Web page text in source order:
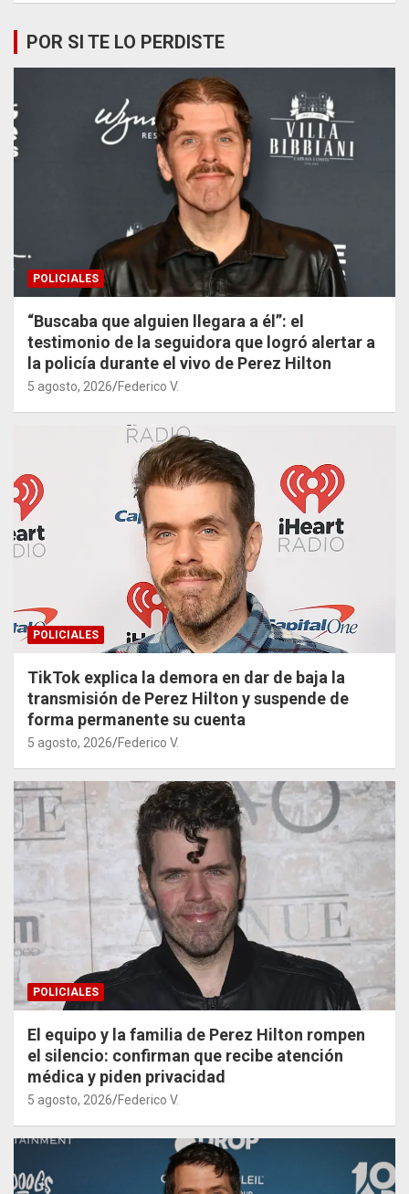
POR SI TE LO PERDISTE
POLICIALES
“Buscaba que alguien llegara a él”: el
testimonio de la seguidora que logró alertar a
la policía durante el vivo de Perez Hilton
5 agosto, 2026 Federico V.
POLICIALES
TikTok explica la demora en dar de baja la
transmisión de Perez Hilton y suspende de
forma permanente su cuenta
5 agosto, 2026 Federico V.
POLICIALES
El equipo y la familia de Perez Hilton rompen
el silencio: confirman que recibe atención
médica y piden privacidad
5 agosto, 2026 Federico V.